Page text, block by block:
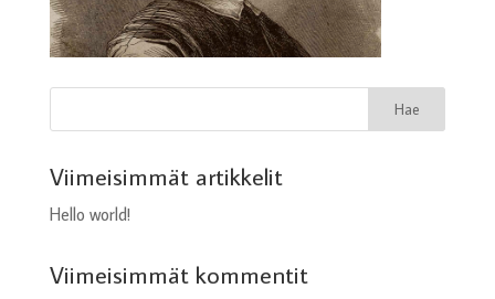
Viimeisimmät artikkelit
Hello world!
Viimeisimmät kommentit